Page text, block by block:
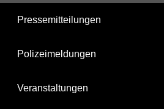
Pressemitteilungen
Polizeimeldungen
Veranstaltungen